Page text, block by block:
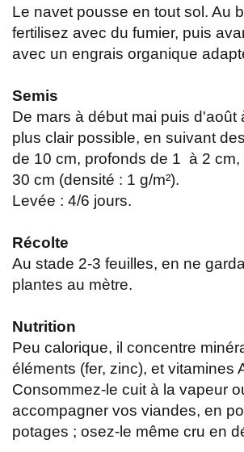
Le navet pousse en tout sol. Au
fertilisez avec du fumier, puis
avec un engrais organique
Semis
De mars à début mai puis d'août
plus clair possible, en suivant
de 10 cm, profonds de 1 à 2 cm,
30 cm (densité : 1 g/m²).
Levée : 4/6 jours.
Récolte
Au stade 2-3 feuilles, en ne
plantes au mètre.
Nutrition
Peu calorique, il concentre
éléments (fer, zinc), et vitamines
Consommez-le cuit à la vapeur
accompagner vos viandes, en
potages ; osez-le même cru en